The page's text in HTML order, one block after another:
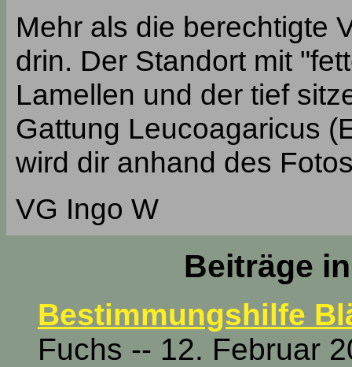
Mehr als die berechtigte
drin. Der Standort mit
Lamellen und der tief
Gattung Leucoagaricus
wird dir anhand des
VG Ingo W
Beiträge
Bestimmungshilfe
Fuchs -- 12. Februar